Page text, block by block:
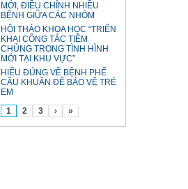
MỚI, ĐIỀU CHỈNH NHIỀU
BỆNH GIỮA CÁC NHÓM
HỘI THẢO KHOA HỌC “TRIỂN
KHAI CÔNG TÁC TIÊM
CHỦNG TRONG TÌNH HÌNH
MỚI TẠI KHU VỰC”
HIỂU ĐÚNG VỀ BỆNH PHẾ
CẦU KHUẨN ĐỂ BẢO VỆ TRẺ
EM
1
2 3 › »